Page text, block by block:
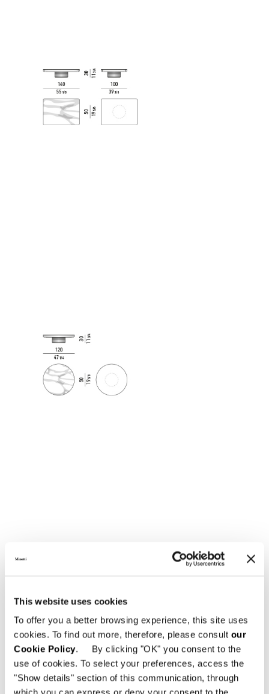
This website uses cookies
To offer you a better browsing experience, this site uses
cookies. To find out more, therefore, please consult our
Cookie Policy. By clicking "OK" you consent to the
use of cookies. To select your preferences, access the
"Show details" section of this communication, through